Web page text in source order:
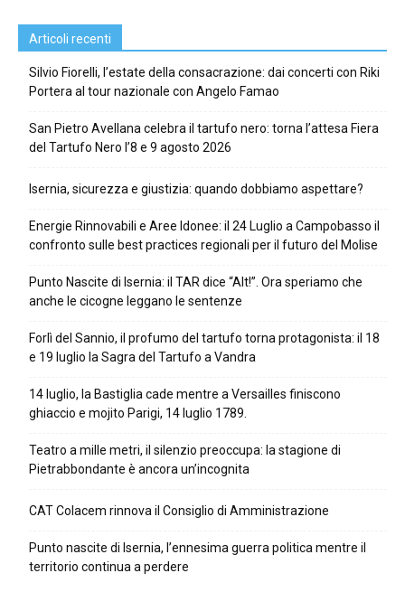
Articoli recenti
Silvio Fiorelli, l’estate della consacrazione: dai concerti con Riki
Portera al tour nazionale con Angelo Famao
San Pietro Avellana celebra il tartufo nero: torna l’attesa Fiera
del Tartufo Nero l’8 e 9 agosto 2026
Isernia, sicurezza e giustizia: quando dobbiamo aspettare?
Energie Rinnovabili e Aree Idonee: il 24 Luglio a Campobasso il
confronto sulle best practices regionali per il futuro del Molise
Punto Nascite di Isernia: il TAR dice “Alt!”. Ora speriamo che
anche le cicogne leggano le sentenze
Forlì del Sannio, il profumo del tartufo torna protagonista: il 18
e 19 luglio la Sagra del Tartufo a Vandra
14 luglio, la Bastiglia cade mentre a Versailles finiscono
ghiaccio e mojito Parigi, 14 luglio 1789.
Teatro a mille metri, il silenzio preoccupa: la stagione di
Pietrabbondante è ancora un’incognita
CAT Colacem rinnova il Consiglio di Amministrazione
Punto nascite di Isernia, l’ennesima guerra politica mentre il
territorio continua a perdere